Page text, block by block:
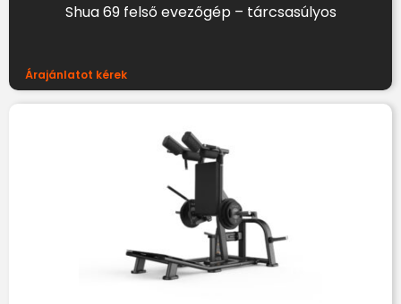
Shua 69 felső evezőgép – tárcsasúlyos
Árajánlatot kérek